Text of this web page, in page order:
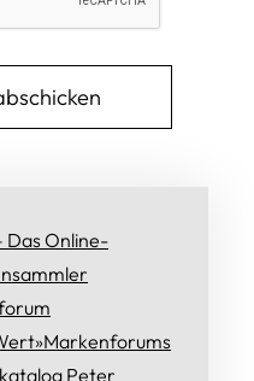
Online-
Peter